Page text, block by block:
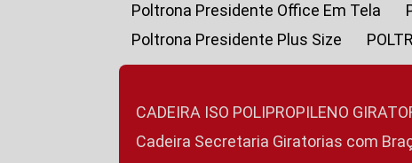
Poltrona Presidente Office Em Tela
Poltrona Presidente Plus Size
CADEIRA ISO POLIPROPILENO
Cadeira Secretaria Giratorias com